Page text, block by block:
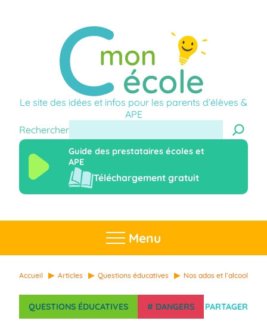
Le site des idées et infos pour les parents d’élèves &
APE
Rechercher
Guide des prestataires écoles et
APE
Téléchargement gratuit
Menu
Accueil Articles Questions éducatives Nos ados et l’alcool
QUESTIONS ÉDUCATIVES # DANGERS PARTAGER